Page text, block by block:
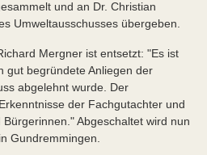
und an Dr. Christian
Umweltausschusses übergeben.
Mergner ist entsetzt: "Es ist
gut begründete Anliegen der
abgelehnt wurde. Der
der Fachgutachter und
Abgeschaltet wird nun
Gundremmingen.